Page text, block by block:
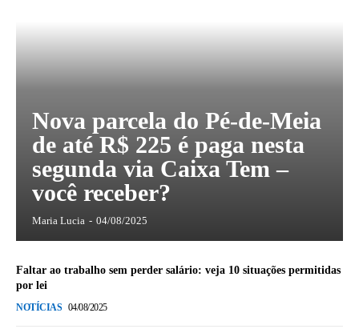
Nova parcela do Pé-de-Meia
de até R$ 225 é paga nesta
segunda via Caixa Tem –
você receber?
Maria Lucia - 04/08/2025
Faltar ao trabalho sem perder salário: veja 10 situações permitidas
por lei
NOTÍCIAS 04/08/2025